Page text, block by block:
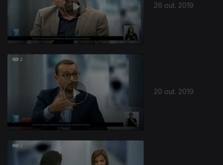
26 out. 2019
20 out. 2019